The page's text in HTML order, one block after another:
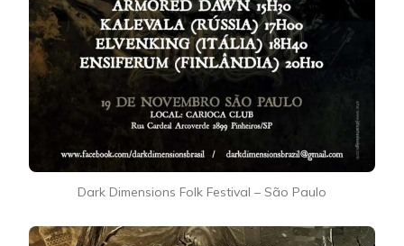
Dark Dimensions Folk Festival – São Paulo